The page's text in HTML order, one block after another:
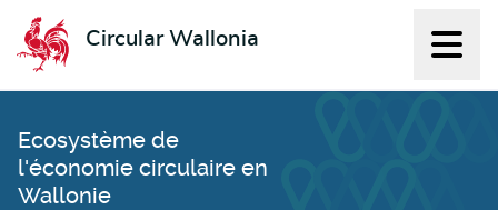
Circular Wallonia
Ecosystème de
l'économie circulaire en
Wallonie